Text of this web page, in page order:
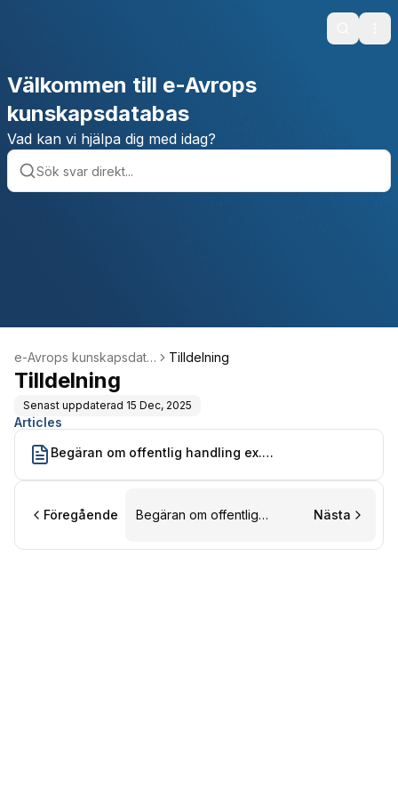
Search
Välkommen till e-Avrops
kunskapsdatabas
Vad kan vi hjälpa dig med idag?
e-Avrops kunskapsdata
bas
Tilldelning
Tilldelning
Senast uppdaterad 15 Dec, 2025
Articles
Begäran om offentlig handling ex.
Föregående
Begäran om offentlig
tilldelningsbesked
Nästa